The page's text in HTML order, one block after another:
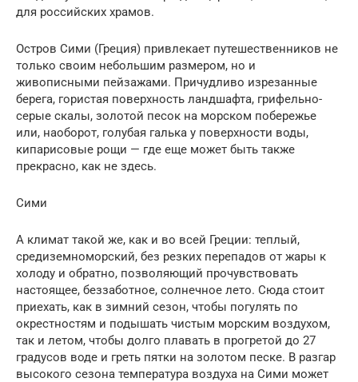
для российских храмов.
Остров Сими (Греция) привлекает путешественников не
только своим небольшим размером, но и
живописными пейзажами. Причудливо изрезанные
берега, гористая поверхность ландшафта, грифельно-
серые скалы, золотой песок на морском побережье
или, наоборот, голубая галька у поверхности воды,
кипарисовые рощи — где еще может быть также
прекрасно, как не здесь.
Сими
А климат такой же, как и во всей Греции: теплый,
средиземноморский, без резких перепадов от жары к
холоду и обратно, позволяющий прочувствовать
настоящее, беззаботное, солнечное лето. Сюда стоит
приехать, как в зимний сезон, чтобы погулять по
окрестностям и подышать чистым морским воздухом,
так и летом, чтобы долго плавать в прогретой до 27
градусов воде и греть пятки на золотом песке. В разгар
высокого сезона температура воздуха на Сими может